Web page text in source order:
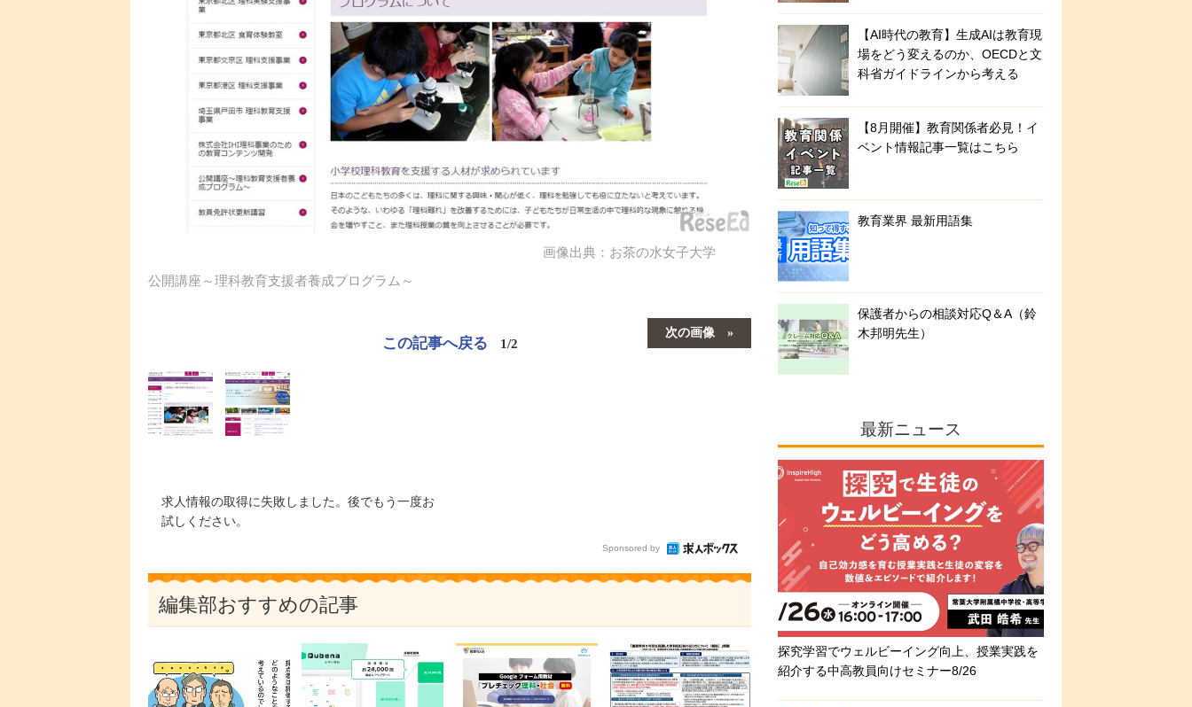
画像出典：お茶の水女子大学
公開講座～理科教育支援者養成プログラム～
次の画像
この記事へ戻る 1/2
求人情報の取得に失敗しました。後でもう一度お
試しください。
Sponsored by
編集部おすすめの記事
【AI時代の教育】生成AIは教育現
場をどう変えるのか、OECDと文
科省ガイドラインから考える
【8月開催】教育関係者必見！イ
ベント情報記事一覧はこちら
教育業界 最新用語集
保護者からの相談対応Q＆A（鈴
木邦明先生）
最新ニュース
探究学習でウェルビーイング向上、授業実践を
紹介する中高教員向けセミナー8/26